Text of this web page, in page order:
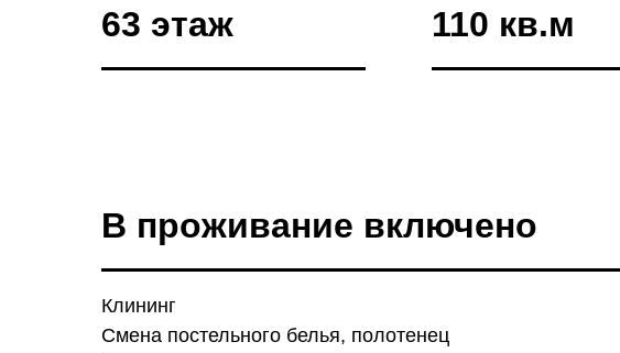
63 этаж 110 кв.м
В проживание включено
Клининг
Смена постельного белья, полотенец